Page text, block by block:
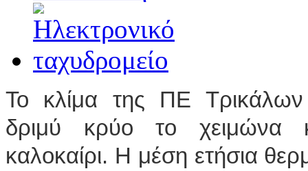
Το κλίμα της ΠΕ Τρικάλων
δριμύ κρύο το χειμώνα
καλοκαίρι. Η μέση ετήσια